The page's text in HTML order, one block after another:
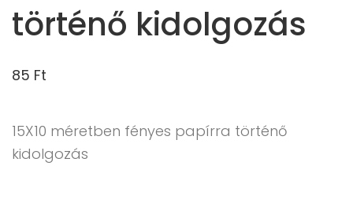
történő kidolgozás
85 Ft
15X10 méretben fényes papírra történő
kidolgozás